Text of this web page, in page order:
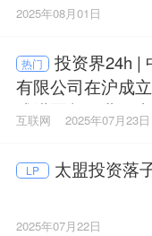
2025年08月01日
热门
投资界24h |
有限公司在沪成
式进军餐饮业；太
互联网 2025年07月23日
LP 太盟投资落
2025年07月22日